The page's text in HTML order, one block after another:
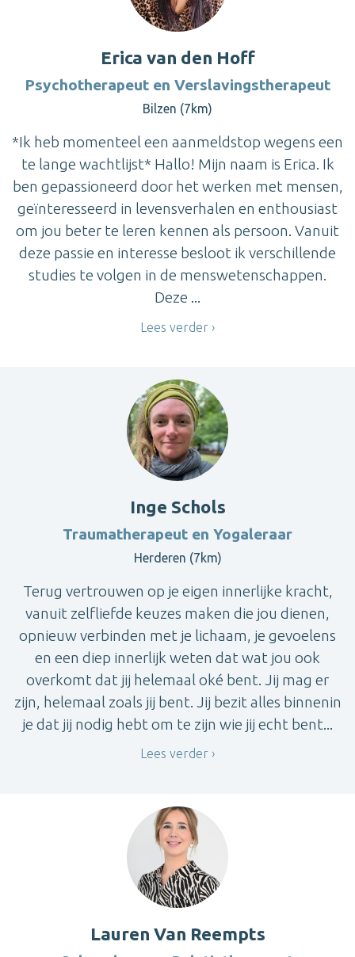
Erica van den Hoff
Psychotherapeut en Verslavingstherapeut
Bilzen (7km)
*Ik heb momenteel een aanmeldstop wegens een
te lange wachtlijst* Hallo! Mijn naam is Erica. Ik
ben gepassioneerd door het werken met mensen,
geïnteresseerd in levensverhalen en enthousiast
om jou beter te leren kennen als persoon. Vanuit
deze passie en interesse besloot ik verschillende
studies te volgen in de menswetenschappen.
Deze ...
Lees verder
Inge Schols
Traumatherapeut en Yogaleraar
Herderen (7km)
Terug vertrouwen op je eigen innerlijke kracht,
vanuit zelfliefde keuzes maken die jou dienen,
opnieuw verbinden met je lichaam, je gevoelens
en een diep innerlijk weten dat wat jou ook
overkomt dat jij helemaal oké bent. Jij mag er
zijn, helemaal zoals jij bent. Jij bezit alles binnenin
je dat jij nodig hebt om te zijn wie jij echt bent...
Lees verder
Lauren Van Reempts